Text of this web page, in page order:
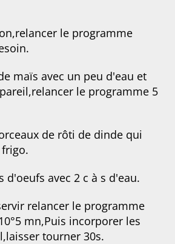
le programme
maïs avec un peu d'eau et
le programme 5
de rôti de dinde qui
d'oeufs avec 2 c à s d'eau.
relancer le programme
mn,Puis incorporer les
tourner 30s.